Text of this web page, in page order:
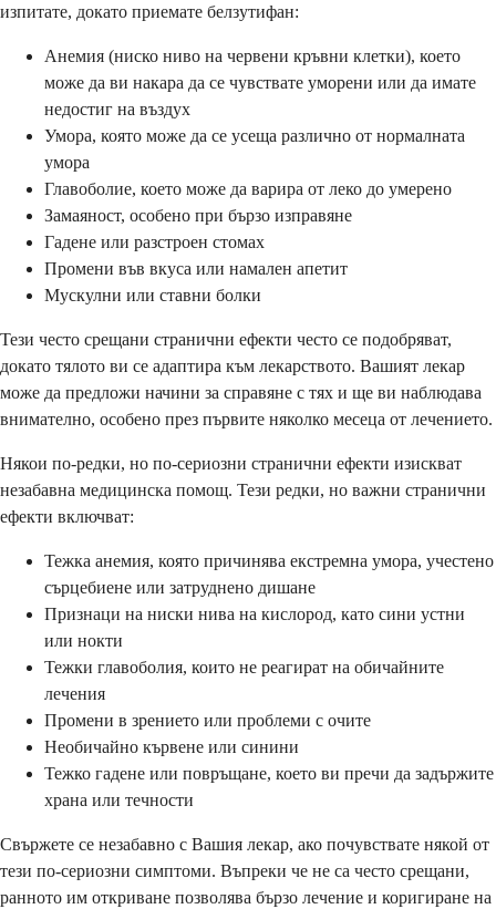
изпитате, докато приемате белзутифан:
Анемия (ниско ниво на червени кръвни клетки), което
може да ви накара да се чувствате уморени или да имате
недостиг на въздух
Умора, която може да се усеща различно от нормалната
умора
Главоболие, което може да варира от леко до умерено
Замаяност, особено при бързо изправяне
Гадене или разстроен стомах
Промени във вкуса или намален апетит
Мускулни или ставни болки
Тези често срещани странични ефекти често се подобряват,
докато тялото ви се адаптира към лекарството. Вашият лекар
може да предложи начини за справяне с тях и ще ви наблюдава
внимателно, особено през първите няколко месеца от лечението.
Някои по-редки, но по-сериозни странични ефекти изискват
незабавна медицинска помощ. Тези редки, но важни странични
ефекти включват:
Тежка анемия, която причинява екстремна умора, учестено
сърцебиене или затруднено дишане
Признаци на ниски нива на кислород, като сини устни
или нокти
Тежки главоболия, които не реагират на обичайните
лечения
Промени в зрението или проблеми с очите
Необичайно кървене или синини
Тежко гадене или повръщане, което ви пречи да задържите
храна или течности
Свържете се незабавно с Вашия лекар, ако почувствате някой от
тези по-сериозни симптоми. Въпреки че не са често срещани,
ранното им откриване позволява бързо лечение и коригиране на